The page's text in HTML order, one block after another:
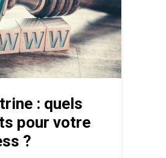
: quels
pour votre
?